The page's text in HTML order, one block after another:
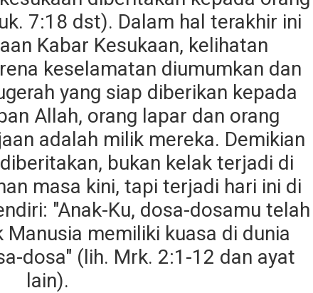
7:18 dst). Dalam hal terakhir ini
Kabar Kesukaan, kelihatan
keselamatan diumumkan dan
yang siap diberikan kepada
Allah, orang lapar dan orang
adalah milik mereka. Demikian
bukan kelak terjadi di
masa kini, tapi terjadi hari ini di
"Anak-Ku, dosa-dosamu telah
Manusia memiliki kuasa di dunia
dosa" (lih. Mrk. 2:1-12 dan ayat
lain).